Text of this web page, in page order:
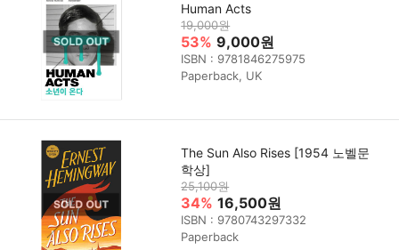
Human Acts
19,000원
53% 9,000원
ISBN : 9781846275975
Paperback, UK
The Sun Also Rises [1954 노벨문
학상]
25,100원
34% 16,500원
ISBN : 9780743297332
Paperback